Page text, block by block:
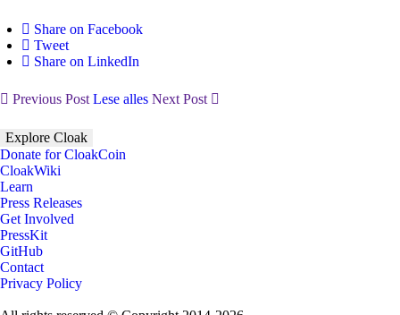
Share on Facebook
Tweet
Share on LinkedIn
Previous Post Lese alles Next Post
Explore Cloak
Donate for CloakCoin
CloakWiki
Learn
Press Releases
Get Involved
PressKit
GitHub
Contact
Privacy Policy